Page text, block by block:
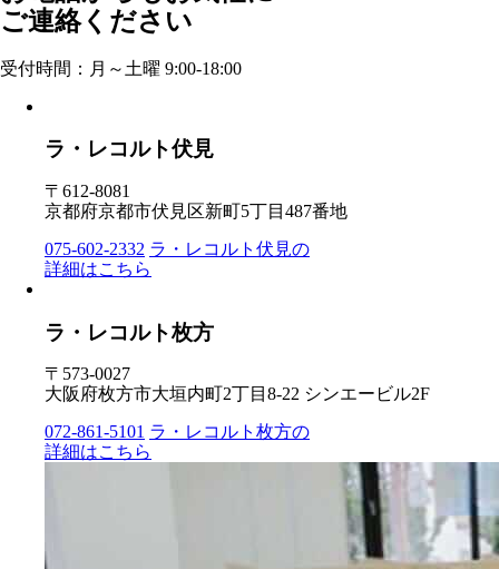
ご連絡ください
受付時間：月～土曜 9:00-18:00
ラ・レコルト伏見
〒612-8081
京都府京都市伏見区新町5丁目487番地
075-602-2332 ラ・レコルト伏見の
詳細はこちら
ラ・レコルト枚方
〒573-0027
大阪府枚方市大垣内町2丁目8-22 シンエービル2F
072-861-5101 ラ・レコルト枚方の
詳細はこちら